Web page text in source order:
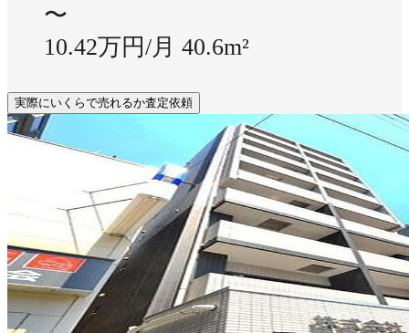
〜
10.42万円/月 40.6m²
実際にいくらで売れるか査定依頼